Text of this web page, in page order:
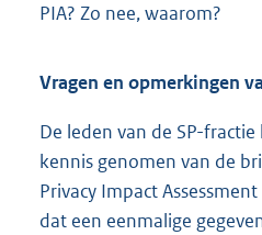
PIA? Zo nee, waarom?
Vragen en opmerkingen
De leden van de SP-
kennis genomen van de
Privacy Impact
dat een eenmalige